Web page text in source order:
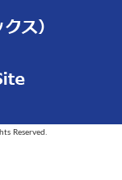
Reserved.